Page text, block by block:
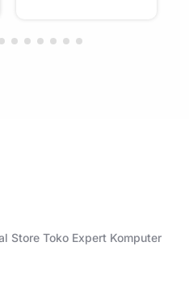
Store Toko Expert Komputer